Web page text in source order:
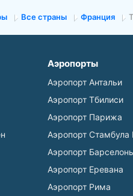
Все страны Франция
Аэропорты
Аэропорт Антальи
Аэропорт Тбилиси
Аэропорт Парижа
Аэропорт
Аэропорт
Аэропорт Еревана
Аэропорт Рима